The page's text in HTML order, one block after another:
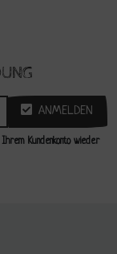
ANMELDEN
Kundenkonto wieder